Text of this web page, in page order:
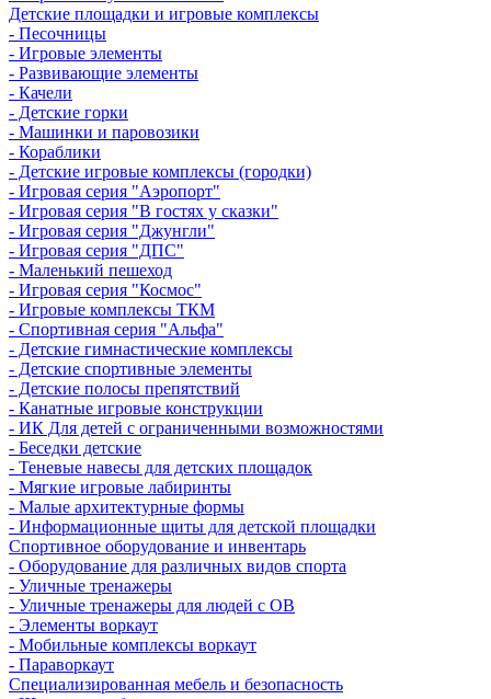
Детские площадки и игровые комплексы
- Песочницы
- Игровые элементы
- Развивающие элементы
- Качели
- Детские горки
- Машинки и паровозики
- Кораблики
- Детские игровые комплексы (городки)
- Игровая серия "Аэропорт"
- Игровая серия "В гостях у сказки"
- Игровая серия "Джунгли"
- Игровая серия "ДПС"
- Маленький пешеход
- Игровая серия "Космос"
- Игровые комплексы ТКМ
- Спортивная серия "Альфа"
- Детские гимнастические комплексы
- Детские спортивные элементы
- Детские полосы препятствий
- Канатные игровые конструкции
- ИК Для детей с ограниченными возможностями
- Беседки детские
- Теневые навесы для детских площадок
- Мягкие игровые лабиринты
- Малые архитектурные формы
- Информационные щиты для детской площадки
Спортивное оборудование и инвентарь
- Оборудование для различных видов спорта
- Уличные тренажеры
- Уличные тренажеры для людей с ОВ
- Элементы воркаут
- Мобильные комплексы воркаут
- Параворкаут
Cпециализированная мебель и безопасность